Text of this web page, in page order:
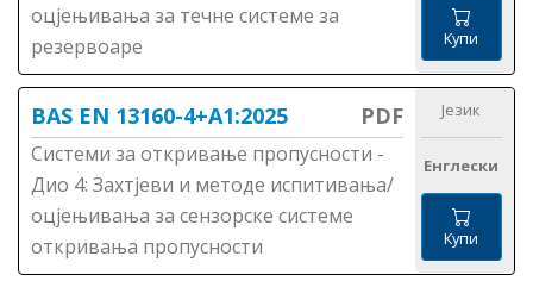
оцјењивања за течне системе за
резервоаре
Купи
BAS EN 13160-4+A1:2025 PDF
Системи за откривање пропусности -
Дио 4: Захтјеви и методе испитивања/
оцјењивања за сензорске системе
откривања пропусности
Језик
Енглески
Купи